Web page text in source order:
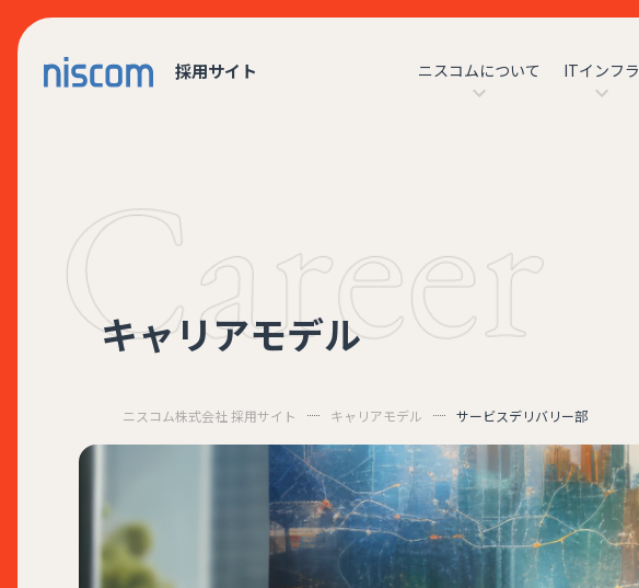
採用サイト ニスコムについて ITインフラ
キャリアモデル
ニスコム株式会社 採用サイト キャリアモデル サービスデリバリー部